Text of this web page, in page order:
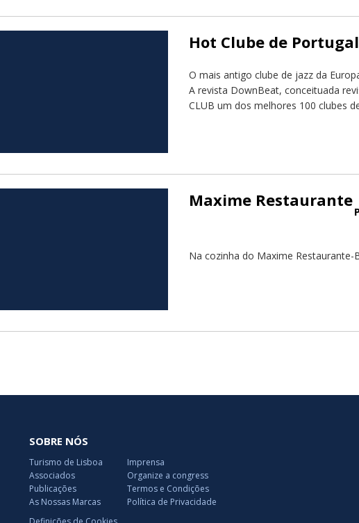
Hot Clube de Portugal
O mais antigo clube de jazz da
A revista DownBeat, conceituada
CLUB um dos melhores 100 clubes
Maxime Restaurante
Na cozinha do Maxime
SOBRE NÓS
Turismo de Lisboa
Associados
Publicações
As Nossas Marcas
Imprensa
Organize a congress
Termos e Condições
Política de Privacidade